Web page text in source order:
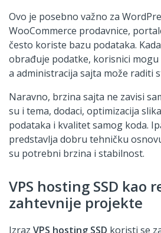
Ovo je posebno važno za
WooCommerce prodavnice,
često koriste bazu podataka.
obrađuje podatke, korisnici
a administracija sajta može raditi
Naravno, brzina sajta ne zavisi
su i tema, dodaci, optimizacija
podataka i kvalitet samog koda.
predstavlja dobru tehničku
su potrebni brzina i stabilnost.
VPS hosting SSD kao
zahtevnije projekte
Izraz VPS hosting SSD koristi se